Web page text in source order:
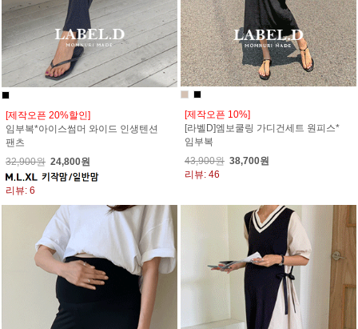
[제작오픈 20%할인]
임부복*아이스썸머 와이드 인생텐션
팬츠
32,900원 24,800원
리뷰: 6
[제작오픈 10%]
[라벨D]엠보쿨링 가디건세트 원피스*
임부복
43,900원 38,700원
리뷰: 46